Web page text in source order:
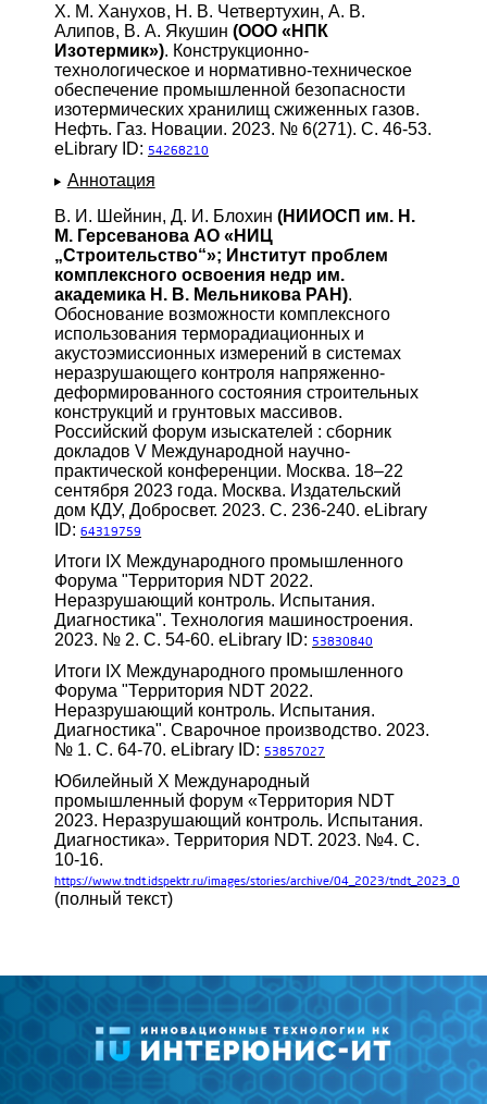
Х. М. Ханухов, Н. В. Четвертухин, А. В.
Алипов, В. А. Якушин (ООО «НПК
Изотермик»). Конструкционно-
технологическое и нормативно-техническое
обеспечение промышленной безопасности
изотермических хранилищ сжиженных газов.
Нефть. Газ. Новации. 2023. № 6(271). С. 46-53.
eLibrary ID: 54268210
Аннотация
В. И. Шейнин, Д. И. Блохин (НИИОСП им. Н.
М. Герсеванова АО «НИЦ
„Строительство“»; Институт проблем
комплексного освоения недр им.
академика Н. В. Мельникова РАН).
Обоснование возможности комплексного
использования терморадиационных и
акустоэмиссионных измерений в системах
неразрушающего контроля напряженно-
деформированного состояния строительных
конструкций и грунтовых массивов.
Российский форум изыскателей : сборник
докладов V Международной научно-
практической конференции. Москва. 18–22
сентября 2023 года. Москва. Издательский
дом КДУ, Добросвет. 2023. С. 236-240. eLibrary
ID: 64319759
Итоги IX Международного промышленного
Форума "Территория NDT 2022.
Неразрушающий контроль. Испытания.
Диагностика". Технология машиностроения.
2023. № 2. С. 54-60. eLibrary ID: 53830840
Итоги IX Международного промышленного
Форума "Территория NDT 2022.
Неразрушающий контроль. Испытания.
Диагностика". Сварочное производство. 2023.
№ 1. С. 64-70. eLibrary ID: 53857027
Юбилейный X Международный
промышленный форум «Территория NDT
2023. Неразрушающий контроль. Испытания.
Диагностика». Территория NDT. 2023. №4. С.
10-16.
https://www.tndt.idspektr.ru/images/stories/archive/04_2023/tndt_2023_04.pdf
(полный текст)